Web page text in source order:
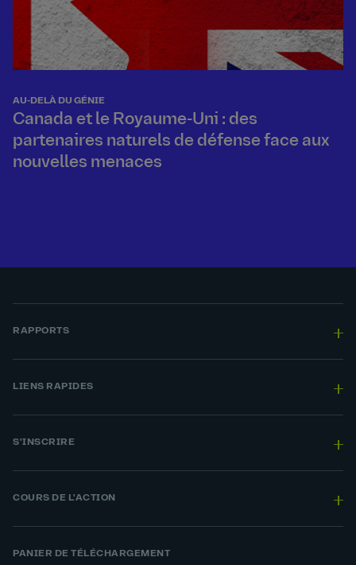
AU-DELÀ DU GÉNIE
Canada et le Royaume-Uni : des
partenaires naturels de défense face aux
nouvelles menaces
RAPPORTS
LIENS RAPIDES
S'INSCRIRE
COURS DE L'ACTION
PANIER DE TÉLÉCHARGEMENT